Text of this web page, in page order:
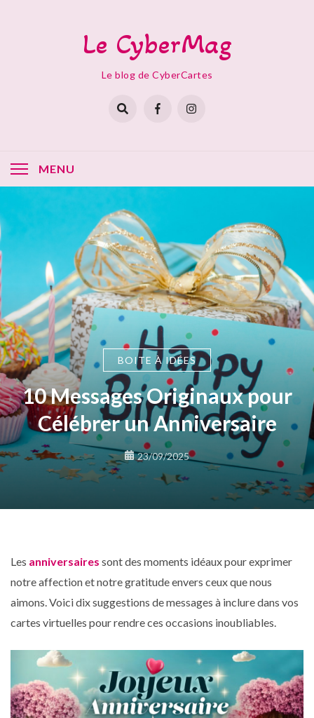
Le CyberMag
Le blog de CyberCartes
MENU
BOITE À IDÉES
10 Messages Originaux pour
Célébrer un Anniversaire
23/09/2025
Les anniversaires sont des moments idéaux pour exprimer
notre affection et notre gratitude envers ceux que nous
aimons. Voici dix suggestions de messages à inclure dans vos
cartes virtuelles pour rendre ces occasions inoubliables.